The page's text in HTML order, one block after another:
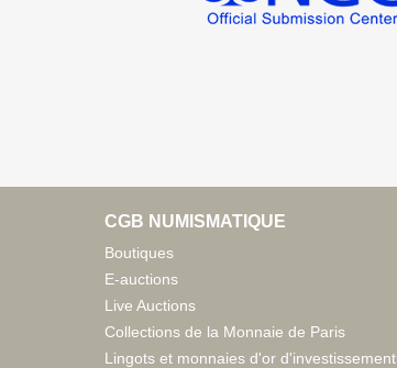
CGB NUMISMATIQUE
Boutiques
E-auctions
Live Auctions
Collections de la Monnaie de Paris
Lingots et monnaies d'or d'investissement